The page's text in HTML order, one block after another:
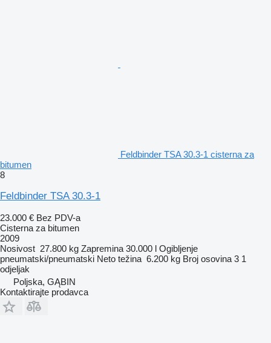
Feldbinder TSA 30.3-1 cisterna za
bitumen
8
Feldbinder TSA 30.3-1
23.000 € Bez PDV-a
Cisterna za bitumen
2009
Nosivost 27.800 kg Zapremina 30.000 l Ogibljenje
pneumatski/pneumatski Neto težina 6.200 kg Broj osovina 3 1
odjeljak
Poljska, GĄBIN
Kontaktirajte prodavca